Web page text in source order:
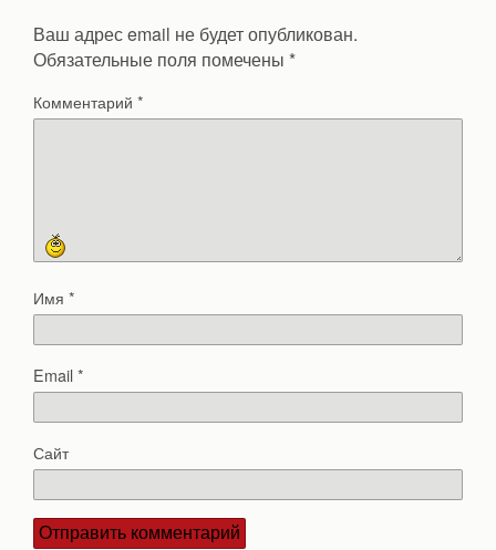
Ваш адрес email не будет опубликован.
Обязательные поля помечены *
Комментарий *
Имя *
Email*
Сайт